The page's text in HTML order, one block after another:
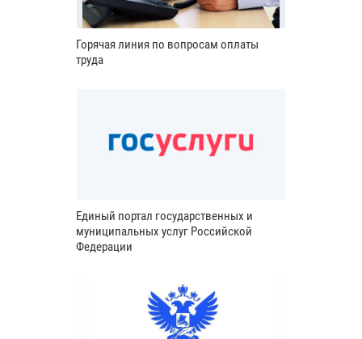
Горячая линия по вопросам оплаты
труда
Единый портал государственных и
муниципальных услуг Российской
Федерации